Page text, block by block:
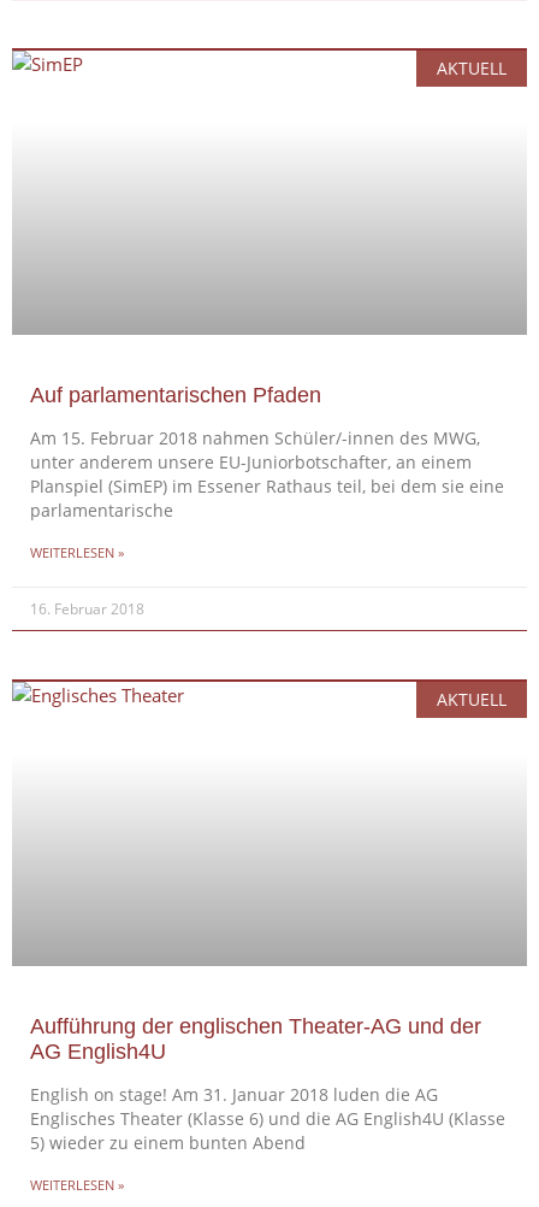
AKTUELL
Auf parlamentarischen Pfaden
Am 15. Februar 2018 nahmen Schüler/-innen des MWG,
unter anderem unsere EU-Juniorbotschafter, an einem
Planspiel (SimEP) im Essener Rathaus teil, bei dem sie eine
parlamentarische
WEITERLESEN »
16. Februar 2018
AKTUELL
Aufführung der englischen Theater-AG und der
AG English4U
English on stage! Am 31. Januar 2018 luden die AG
Englisches Theater (Klasse 6) und die AG English4U (Klasse
5) wieder zu einem bunten Abend
WEITERLESEN »